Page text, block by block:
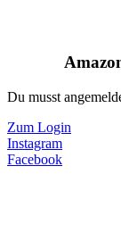
Du musst
Zum Login
Instagram
Facebook